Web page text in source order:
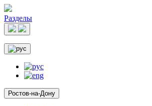
Разделы
Ростов-на-Дону